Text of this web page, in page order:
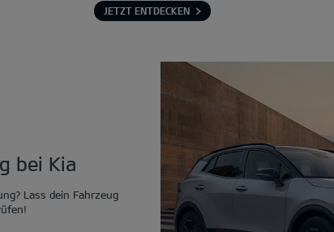
JETZT ENTDECKEN
bei Kia
Lass dein Fahrzeug